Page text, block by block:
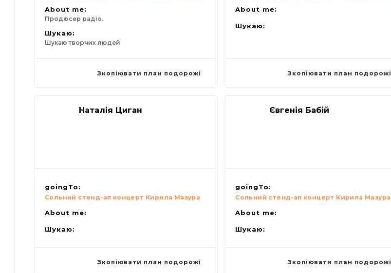
About me:
Продюсер радіо.
Шукаю:
Шукаю творчих людей
Зкопіювати план подорожі
About me:
Шукаю:
Зкопіювати план подорожі
Наталія Циган
goingTo:
Сольний стенд-ап концерт Кирила Мазура
About me:
Шукаю:
Зкопіювати план подорожі
Євгенія Бабій
goingTo:
Сольний стенд-ап концерт Кирила Мазура
About me:
Шукаю:
Зкопіювати план подорожі